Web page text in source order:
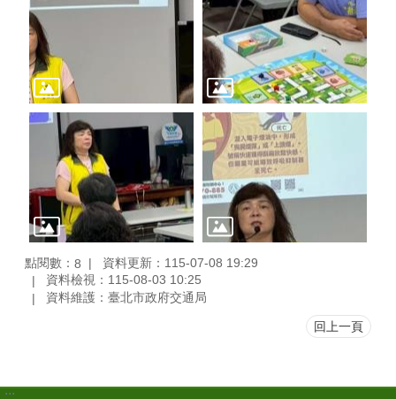
點閱數： 8
資料更新：115-07-08 19:29
資料檢視：115-08-03 10:25
資料維護：臺北市政府交通局
回上一頁